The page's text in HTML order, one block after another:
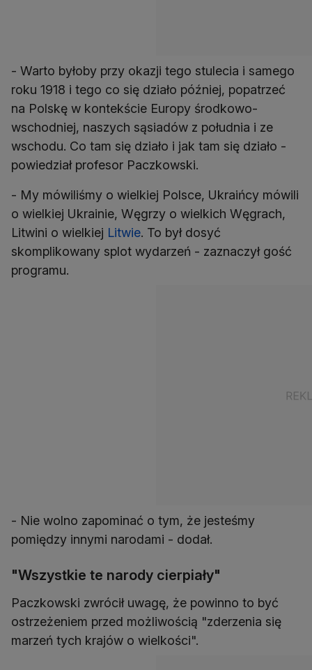
- Warto byłoby przy okazji tego stulecia i samego
roku 1918 i tego co się działo później, popatrzeć
na Polskę w kontekście Europy środkowo-
wschodniej, naszych sąsiadów z południa i ze
wschodu. Co tam się działo i jak tam się działo -
powiedział profesor Paczkowski.
- My mówiliśmy o wielkiej Polsce, Ukraińcy mówili
o wielkiej Ukrainie, Węgrzy o wielkich Węgrach,
Litwini o wielkiej Litwie. To był dosyć
skomplikowany splot wydarzeń - zaznaczył gość
programu.
- Nie wolno zapominać o tym, że jesteśmy
pomiędzy innymi narodami - dodał.
"Wszystkie te narody cierpiały"
Paczkowski zwrócił uwagę, że powinno to być
ostrzeżeniem przed możliwością "zderzenia się
marzeń tych krajów o wielkości".